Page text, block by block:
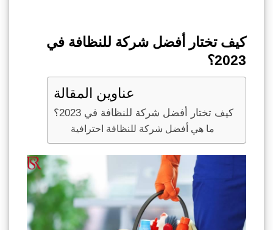
كيف تختار أفضل شركة للنظافة في
2023؟
عناوين المقالة
كيف تختار أفضل شركة للنظافة في 2023؟
ما هي أفضل شركة للنظافة احترافية